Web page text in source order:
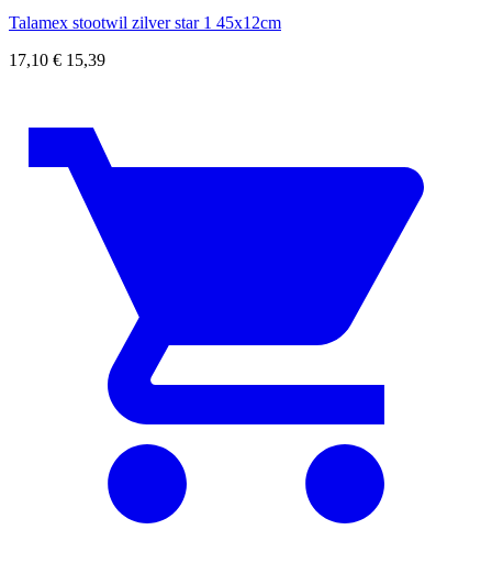
Talamex stootwil zilver star 1 45x12cm
17,10 € 15,39